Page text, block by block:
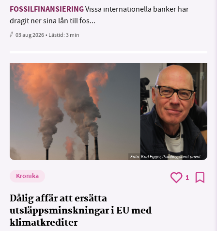
FOSSILFINANSIERINGVissa internationella banker har
dragit ner sina lån till fos...
03 aug 2026• Lästid:3 min
Foto:Karl Egger, Pixabay, samt privat
Krönika 1
Dålig affär att ersätta
utsläppsminskningar i EU med
klimatkrediter